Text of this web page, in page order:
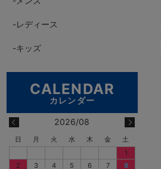
レディース
キッズ
2026/08
日 月 火 水 木 金
土
1
2
3 4 5 6 7
8